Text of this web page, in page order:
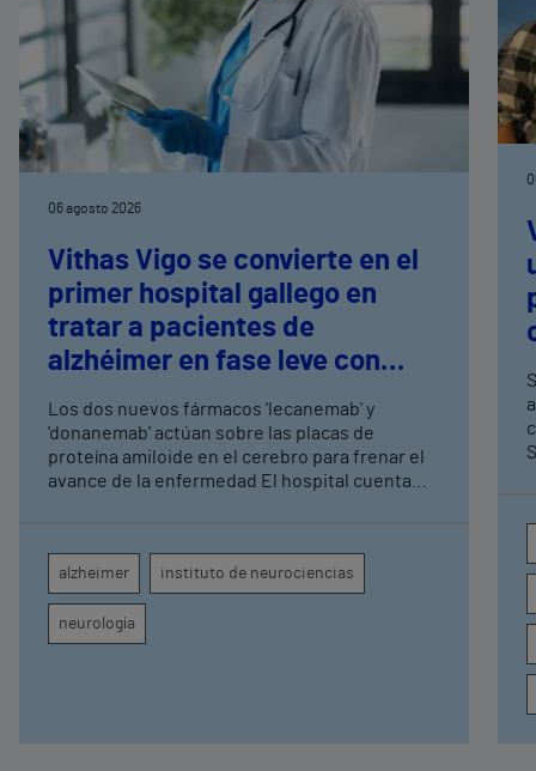
06 agosto 2026
Vithas Vigo se convierte en el
primer hospital gallego en
tratar a pacientes de
alzhéimer en fase leve con
terapias antiamiloide
Los dos nuevos fármacos 'lecanemab' y
'donanemab' actúan sobre las placas de
proteína amiloide en el cerebro para frenar el
avance de la enfermedad El hospital cuenta
seguimiento clínico de cada paciente
alzheimer instituto de neurociencias
neurología